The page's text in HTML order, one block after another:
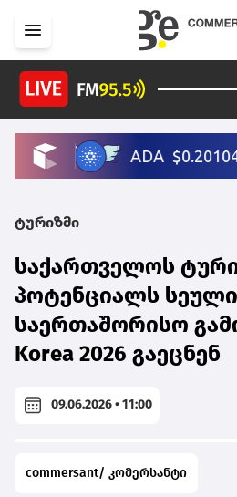
ტურიზმი
საქართველოს
პოტენციალს
საერთაშორისო
Korea 2026 გაეცნენ
09.06.2026 • 11:00
commersant/ კომერსანტი